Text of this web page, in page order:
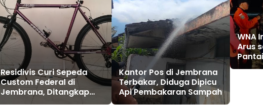
Residivis Curi Sepeda
Custom Federal di
Jembrana, Ditangkap
Polisi Kurang dari Sehari
Kantor Pos di Jembrana
Terbakar, Diduga Dipicu
Api Pembakaran Sampah
WNA
Arus
Pantai